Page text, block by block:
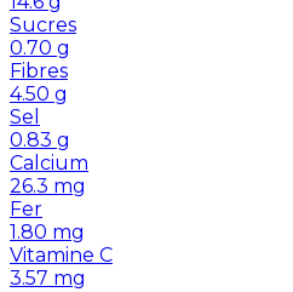
Sucres
0.70 g
Fibres
4.50 g
Sel
0.83 g
Calcium
26.3 mg
Fer
1.80 mg
Vitamine C
3.57 mg